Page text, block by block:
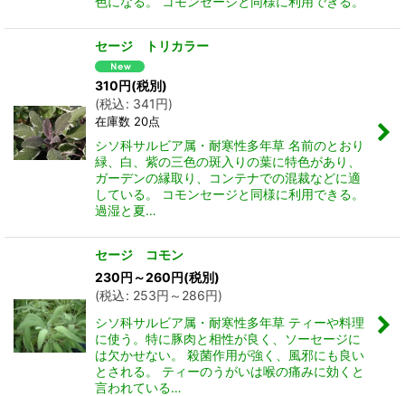
セージ トリカラー
310円(税別)
(税込: 341円)
在庫数 20点
シソ科サルビア属・耐寒性多年草 名前のとおり
緑、白、紫の三色の斑入りの葉に特色があり、
ガーデンの縁取り、コンテナでの混裁などに適
している。 コモンセージと同様に利用できる。
過湿と夏…
セージ コモン
230円 ～260円(税別)
(税込: 253円 ～286円)
シソ科サルビア属・耐寒性多年草 ティーや料理
に使う。特に豚肉と相性が良く、ソーセージに
は欠かせない。 殺菌作用が強く、風邪にも良い
とされる。 ティーのうがいは喉の痛みに効くと
言われている…